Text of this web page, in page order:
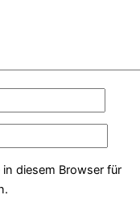
diesem Browser für